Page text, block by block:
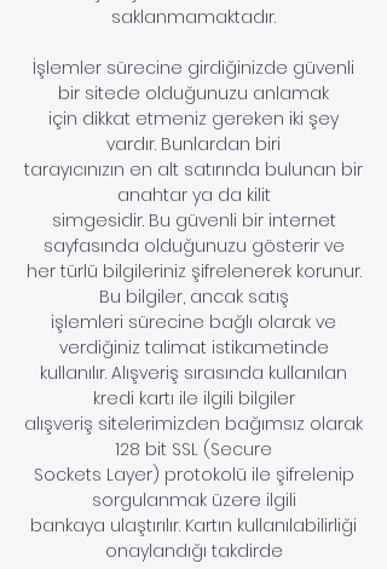
saklanmamaktadır.
İşlemler sürecine girdiğinizde güvenli
bir sitede olduğunuzu anlamak
için dikkat etmeniz gereken iki şey
vardır. Bunlardan biri
tarayıcınızın en alt satırında bulunan bir
anahtar ya da kilit
simgesidir. Bu güvenli bir internet
sayfasında olduğunuzu gösterir ve
her türlü bilgileriniz şifrelenerek korunur.
Bu bilgiler, ancak satış
işlemleri sürecine bağlı olarak ve
verdiğiniz talimat istikametinde
kullanılır. Alışveriş sırasında kullanılan
kredi kartı ile ilgili bilgiler
alışveriş sitelerimizden bağımsız olarak
128 bit SSL (Secure
Sockets Layer) protokolü ile şifrelenip
sorgulanmak üzere ilgili
bankaya ulaştırılır. Kartın kullanılabilirliği
onaylandığı takdirde